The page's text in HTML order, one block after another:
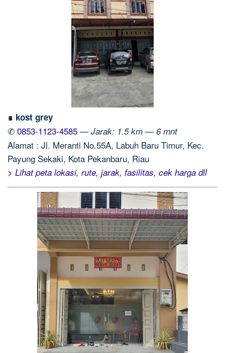
∎ kost grey
✆ 0853-1123-4585 — Jarak: 1.5 km — 6 mnt
Alamat : Jl. Meranti No.55A, Labuh Baru Timur, Kec.
Payung Sekaki, Kota Pekanbaru, Riau
> Lihat peta lokasi, rute, jarak, fasilitas, cek harga dll